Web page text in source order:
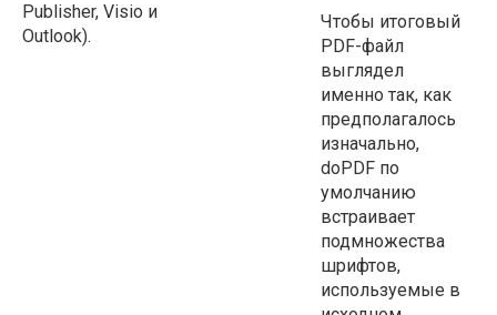
Publisher, Visio и
Outlook).
Чтобы итоговый
PDF-файл
выглядел
именно так, как
предполагалось
изначально,
doPDF по
умолчанию
встраивает
подмножества
шрифтов,
используемые в